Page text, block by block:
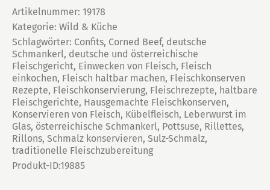
Artikelnummer: 19178
Kategorie: Wild & Küche
Schlagwörter: Confits, Corned Beef, deutsche
Schmankerl, deutsche und österreichische
Fleischgericht, Einwecken von Fleisch, Fleisch
einkochen, Fleisch haltbar machen, Fleischkonserven
Rezepte, Fleischkonservierung, Fleischrezepte, haltbare
Fleischgerichte, Hausgemachte Fleischkonserven,
Konservieren von Fleisch, Kübelfleisch, Leberwurst im
Glas, österreichische Schmankerl, Pottsuse, Rillettes,
Rillons, Schmalz konservieren, Sulz-Schmalz,
traditionelle Fleischzubereitung
Produkt-ID:19885